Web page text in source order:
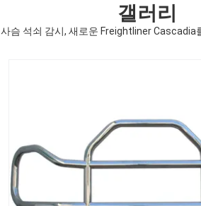
갤러리
사슴 석쇠 감시, 새로운 Freightliner Cascadia